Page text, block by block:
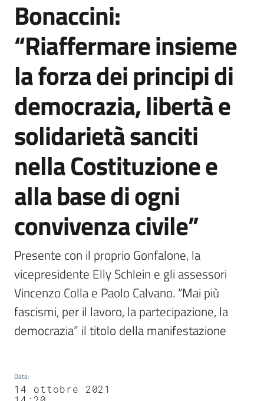
Bonaccini:
“Riaffermare insieme
la forza dei principi di
democrazia, libertà e
solidarietà sanciti
nella Costituzione e
alla base di ogni
convivenza civile”
Presente con il proprio Gonfalone, la
vicepresidente Elly Schlein e gli assessori
Vincenzo Colla e Paolo Calvano. “Mai più
fascismi, per il lavoro, la partecipazione, la
democrazia” il titolo della manifestazione
Data:
14 ottobre 2021